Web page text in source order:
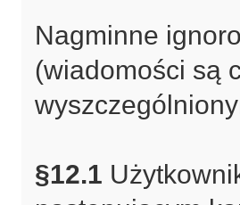
Nagminne
(wiadomości są
§12.1